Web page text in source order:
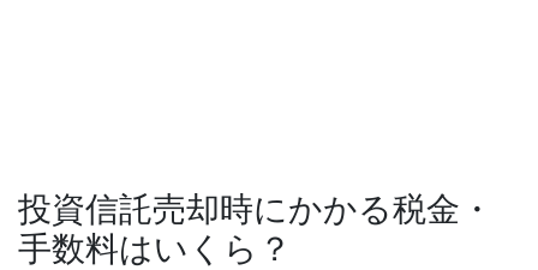
投資信託売却時にかかる税金・
手数料はいくら？